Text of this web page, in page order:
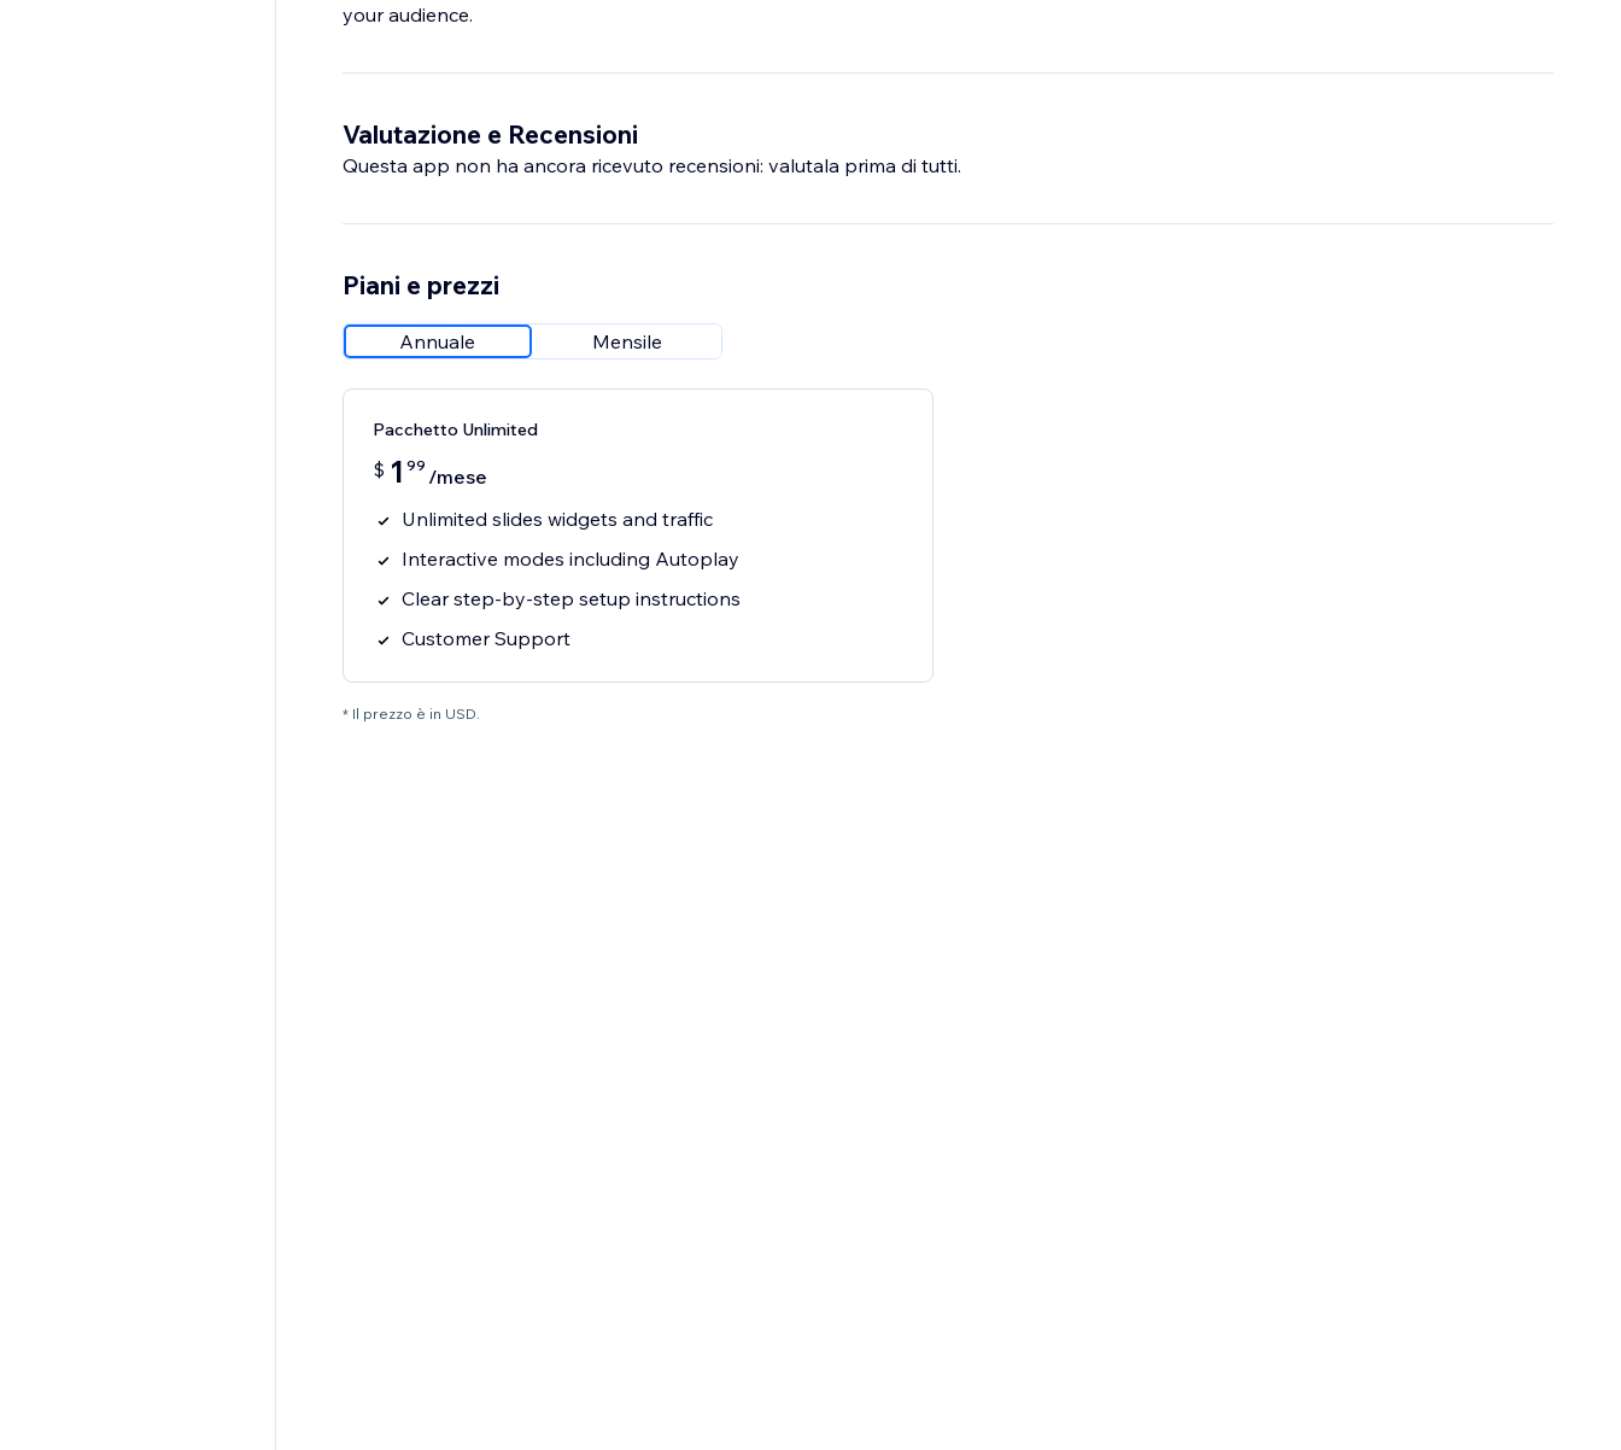
your audience.
Valutazione e Recensioni
Questa app non ha ancora ricevuto recensioni: valutala prima di tutti.
Piani e prezzi
Annuale Mensile
Pacchetto Unlimited
$ 1 99 /mese
Unlimited slides widgets and traffic
Interactive modes including Autoplay
Clear step-by-step setup instructions
Customer Support
* Il prezzo è in USD.